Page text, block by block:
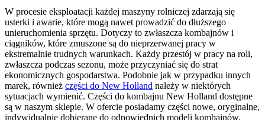
W procesie eksploatacji każdej maszyny rolniczej zdarzają się
usterki i awarie, które mogą nawet prowadzić do dłuższego
unieruchomienia sprzętu. Dotyczy to zwłaszcza kombajnów i
ciągników, które zmuszone są do nieprzerwanej pracy w
ekstremalnie trudnych warunkach. Każdy przestój w pracy na roli,
zwłaszcza podczas sezonu, może przyczyniać się do strat
ekonomicznych gospodarstwa. Podobnie jak w przypadku innych
marek, również części do New Holland należy w niektórych
sytuacjach wymienić. Części do kombajnu New Holland dostępne
są w naszym sklepie. W ofercie posiadamy części nowe, oryginalne,
indywidualnie dobierane do odpowiednich modeli kombajnów.